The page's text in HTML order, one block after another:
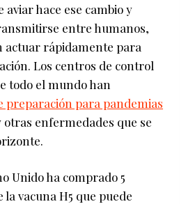
aviar hace ese cambio y
entre humanos,
actuar rápidamente para
Los centros de control
todo el mundo han
preparación para pandemias
enfermedades que se
Unido ha comprado 5
vacuna H5 que puede